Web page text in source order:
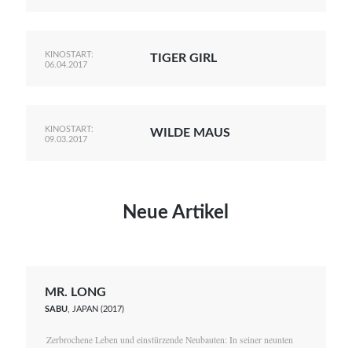
KINOSTART:
06.04.2017
TIGER GIRL
KINOSTART:
09.03.2017
WILDE MAUS
Neue Artikel
MR. LONG
SABU, JAPAN (2017)
Zerbrochene Leben und einstürzende Neubauten: In seiner neunten